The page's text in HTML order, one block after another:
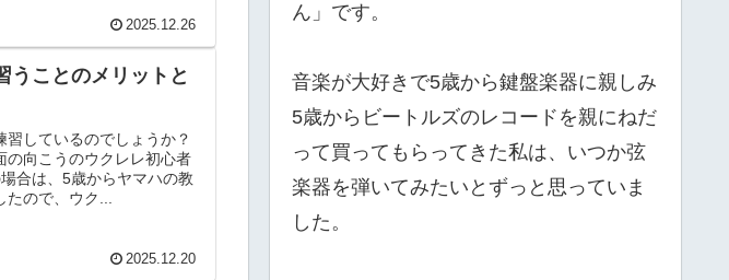
2025.12.26
うことのメリットと
しているのでしょうか？
の向こうのウクレレ初心者
合は、5歳からヤマハの教
たので、ウク...
2025.12.20
ん」です。
音楽が大好きで5歳から鍵盤楽器に親しみ
5歳からビートルズのレコードを親にねだ
って買ってもらってきた私は、いつか弦
楽器を弾いてみたいとずっと思っていま
した。